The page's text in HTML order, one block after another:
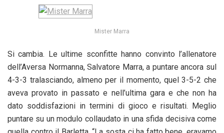
Mister Marra
Si cambia. Le ultime sconfitte hanno convinto l’allenatore
dell’Aversa Normanna, Salvatore Marra, a puntare ancora sul
4-3-3 tralasciando, almeno per il momento, quel 3-5-2 che
aveva provato in passato e nell’ultima gara e che non ha
dato soddisfazioni in termini di gioco e risultati. Meglio
puntare su un modulo collaudato in una sfida decisiva come